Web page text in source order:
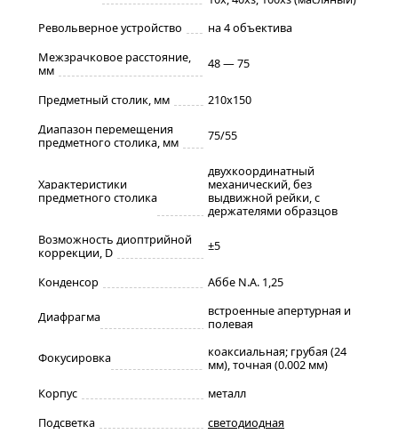
Револьверное устройство
на 4 объектива
Межзрачковое расстояние,
мм
48 — 75
Предметный столик, мм
210x150
Диапазон перемещения
предметного столика, мм
75/55
Характеристики
предметного столика
двухкоординатный
механический, без
выдвижной рейки, с
держателями образцов
Возможность диоптрийной
коррекции, D
±5
Конденсор Аббе N.A. 1,25
Диафрагма
встроенные апертурная и
полевая
Фокусировка
коаксиальная; грубая (24
мм), точная (0.002 мм)
Корпус
металл
Подсветка
светодиодная